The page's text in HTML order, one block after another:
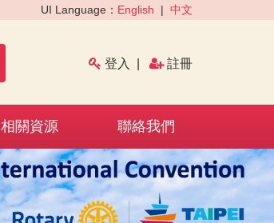
UI Language： English | 中文
登入 註冊
相關資源 聯絡我們